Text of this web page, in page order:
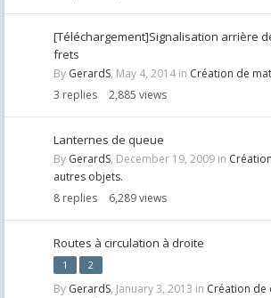
[Téléchargement]Signalisation arrière
frets
By GerardS, May 4, 2014 in Création de
3 replies 2,885 views
Lanternes de queue
By GerardS, December 19, 2009 in
autres objets.
8 replies 6,289views
Routes à circulation à droite
1 2
By GerardS, January 3, 2013 in Création de